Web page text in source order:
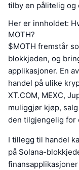
tilby en pålitelig
Her er innholdet:
MOTH?
$MOTH fremstår
blokkjeden, og
applikasjoner. En
handel på ulike
XT.COM, MEXC,
muliggjør kjøp,
den tilgjengelig for
I tillegg til handel
på Solana-